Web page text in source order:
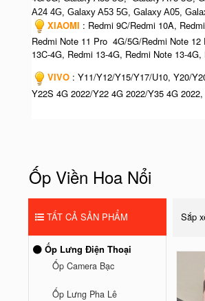
A24 4G, Galaxy A53 5G, Galaxy A05,
XIAOMI : Redmi 9C/Redmi 10A,
Redmi Note 11 Pro 4G/5G/Redmi Note
13C-4G, Redmi 13-4G, Redmi Note 13-
VIVO : Y11/Y12/Y15/Y17/U10, Y20/
Y22S 4G 2022/Y22 4G 2022/Y35 4G
Ốp Viền Hoa Nổi
TẤT CẢ SẢN PHẨM
Ốp Lưng Điện Thoại
Ốp Camera Bạc
Ốp Lưng Pha Lê
Sắp